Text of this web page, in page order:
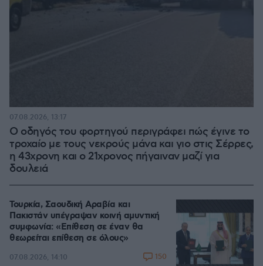
Ο οδηγός του φορτηγού περιγράφει πώς έγινε το
τροχαίο με τους νεκρούς μάνα και γιο στις Σέρρες,
η 43χρονη και ο 21χρονος πήγαιναν μαζί για
δουλειά
07.08.2026, 13:17
Τουρκία, Σαουδική Αραβία και
Πακιστάν υπέγραψαν κοινή αμυντική
συμφωνία: «Επίθεση σε έναν θα
θεωρείται επίθεση σε όλους»
07.08.2026, 14:10 150